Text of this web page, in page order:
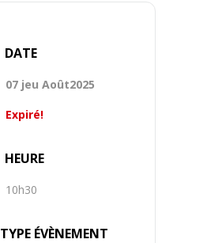
DATE
07 jeu Août2025
Expiré!
HEURE
10h30
TYPE ÉVÈNEMENT